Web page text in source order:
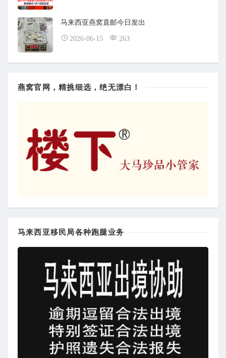
马来西亚燕窝直邮今日发出
2026-06-15 263
燕窝官网，精挑细选，绝无漂白！
马来西亚移民局各种跑腿业务